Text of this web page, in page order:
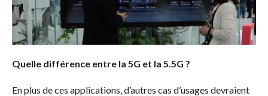
Quelle différence entre la 5G et la 5.5G ?
En plus de ces applications, d’autres cas d’usages devraient